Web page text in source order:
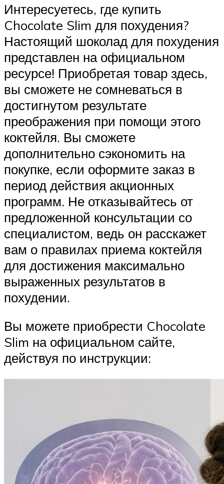
Интересуетесь, где купить
Chocolate Slim для похудения?
Настоящий шоколад для похудения
представлен на официальном
ресурсе! Приобретая товар здесь,
вы сможете не сомневаться в
достигнутом результате
преображения при помощи этого
коктейля. Вы сможете
дополнительно сэкономить на
покупке, если оформите заказ в
период действия акционных
программ. Не отказывайтесь от
предложенной консультации со
специалистом, ведь он расскажет
вам о правилах приема коктейля
для достижения максимально
выраженных результатов в
похудении.
Вы можете приобрести Chocolate
Slim на официальном сайте,
действуя по инструкции: